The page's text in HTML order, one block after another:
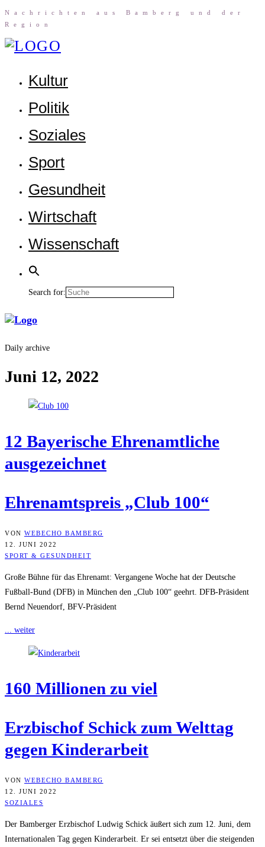
Nach­rich­ten aus Bam­berg und der
Region
Kul­tur
Poli­tik
Sozia­les
Sport
Gesund­heit
Wirt­schaft
Wis­sen­schaft
Search for:
Daily archive
Juni 12, 2022
12 Baye­ri­sche Ehren­amt­li­che
ausgezeichnet
Ehren­amts­preis „Club 100“
VON WEBECHO BAMBERG
12. JUNI 2022
SPORT & GESUNDHEIT
Große Bühne für das Ehrenamt: Vergangene Woche hat der Deutsche
Fußball-Bund (DFB) in München den „Club 100“ geehrt. DFB-Präsident
Bernd Neuendorf, BFV-Präsident
... weiter
160 Mil­lio­nen zu viel
Erz­bi­schof Schick zum Welt­tag
gegen Kinderarbeit
VON WEBECHO BAMBERG
12. JUNI 2022
SOZIALES
Der Bamberger Erzbischof Ludwig Schick äußert sich zum 12. Juni, dem
Internationalen Tag gegen Kinderarbeit. Er sei entsetzt über die steigenden